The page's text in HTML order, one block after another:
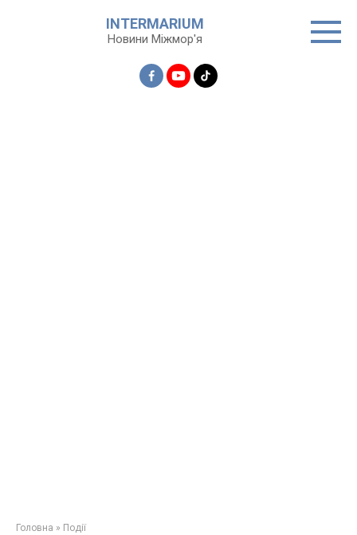
INTERMARIUM
Новини Міжмор'я
Головна » Події